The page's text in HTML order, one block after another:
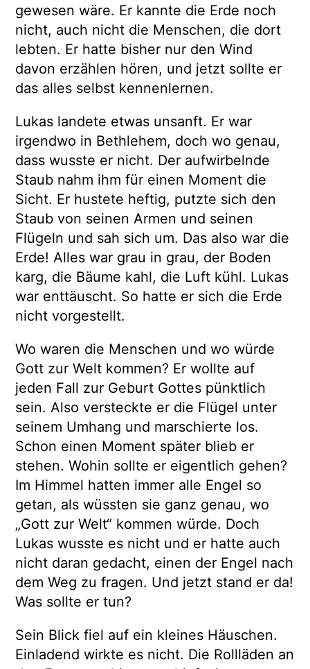
gewesen wäre. Er kannte die Erde noch
nicht, auch nicht die Menschen, die dort
lebten. Er hatte bisher nur den Wind
davon erzählen hören, und jetzt sollte er
das alles selbst kennenlernen.
Lukas landete etwas unsanft. Er war
irgendwo in Bethlehem, doch wo genau,
dass wusste er nicht. Der aufwirbelnde
Staub nahm ihm für einen Moment die
Sicht. Er hustete heftig, putzte sich den
Staub von seinen Armen und seinen
Flügeln und sah sich um. Das also war die
Erde! Alles war grau in grau, der Boden
karg, die Bäume kahl, die Luft kühl. Lukas
war enttäuscht. So hatte er sich die Erde
nicht vorgestellt.
Wo waren die Menschen und wo würde
Gott zur Welt kommen? Er wollte auf
jeden Fall zur Geburt Gottes pünktlich
sein. Also versteckte er die Flügel unter
seinem Umhang und marschierte los.
Schon einen Moment später blieb er
stehen. Wohin sollte er eigentlich gehen?
Im Himmel hatten immer alle Engel so
getan, als wüssten sie ganz genau, wo
„Gott zur Welt“ kommen würde. Doch
Lukas wusste es nicht und er hatte auch
nicht daran gedacht, einen der Engel nach
dem Weg zu fragen. Und jetzt stand er da!
Was sollte er tun?
Sein Blick fiel auf ein kleines Häuschen.
Einladend wirkte es nicht. Die Rollläden an